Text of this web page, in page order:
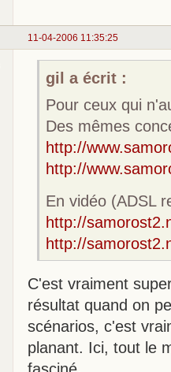
11-04-2006 11:35:25
gil a écrit :
Pour ceux qui
Des mêmes
http://
http://
En vidéo (ADSL
http://
http://
C'est vraiment
résultat quand on
scénarios, c'est
planant. Ici, tout le
fasciné.